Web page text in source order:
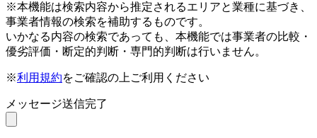
※本機能は検索内容から推定されるエリアと業種に基づき、
事業者情報の検索を補助するものです。
いかなる内容の検索であっても、本機能では事業者の比較・
優劣評価・断定的判断・専門的判断は行いません。
※利用規約をご確認の上ご利用ください
メッセージ送信完了